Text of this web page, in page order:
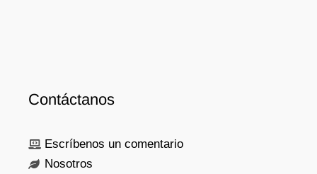
Contáctanos
Escríbenos un comentario
Nosotros